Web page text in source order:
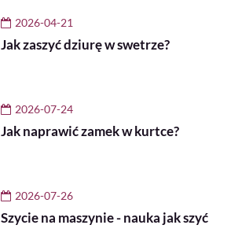
2026-04-21
Jak zaszyć dziurę w swetrze?
2026-07-24
Jak naprawić zamek w kurtce?
2026-07-26
Szycie na maszynie - nauka jak szyć